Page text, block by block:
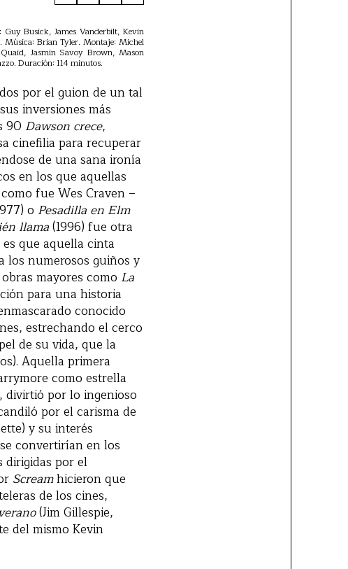
Busick, James Vanderbilt, Kevin
Música: Brian Tyler. Montaje: Michel
Jasmin Savoy Brown, Mason
Duración: 114 minutos.
por el guion de un tal
inversiones más
90 Dawson crece,
cinefilia para recuperar
de una sana ironía
en los que aquellas
fue Wes Craven –
o Pesadilla en Elm
llama(1996) fue otra
que aquella cinta
los numerosos guiños y
mayores como La
para una historia
conocido
estrechando el cerco
de su vida, que la
Aquella primera
como estrella
divirtió por lo ingenioso
por el carisma de
y su interés
convertirían en los
dirigidas por el
Screamhicieron que
de los cines,
(Jim Gillespie,
del mismo Kevin